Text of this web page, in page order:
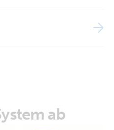
to USB-C) (side)
ab